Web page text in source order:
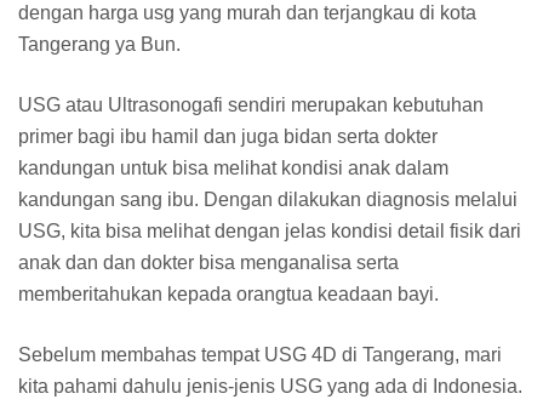
dengan harga usg yang murah dan terjangkau di kota
Tangerang ya Bun.
USG atau Ultrasonogafi sendiri merupakan kebutuhan
primer bagi ibu hamil dan juga bidan serta dokter
kandungan untuk bisa melihat kondisi anak dalam
kandungan sang ibu. Dengan dilakukan diagnosis melalui
USG, kita bisa melihat dengan jelas kondisi detail fisik dari
anak dan dan dokter bisa menganalisa serta
memberitahukan kepada orangtua keadaan bayi.
Sebelum membahas tempat USG 4D di Tangerang, mari
kita pahami dahulu jenis-jenis USG yang ada di Indonesia.